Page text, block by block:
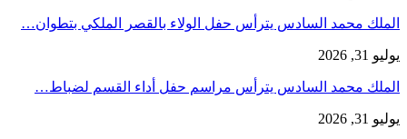
الملك محمد السادس يترأس حفل الولاء بالقصر الملكي بتطوان…
يوليو 31, 2026
الملك محمد السادس يترأس مراسم حفل أداء القسم لضباط…
يوليو 31, 2026